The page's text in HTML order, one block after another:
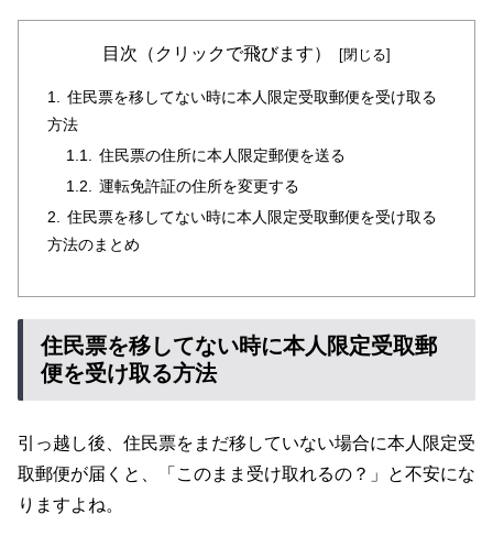
目次（クリックで飛びます）
住民票を移してない時に本人限定受取郵便を受け取る
方法
住民票の住所に本人限定郵便を送る
運転免許証の住所を変更する
住民票を移してない時に本人限定受取郵便を受け取る
方法のまとめ
住民票を移してない時に本人限定受取郵
便を受け取る方法
引っ越し後、住民票をまだ移していない場合に本人限定受
取郵便が届くと、「このまま受け取れるの？」と不安にな
りますよね。